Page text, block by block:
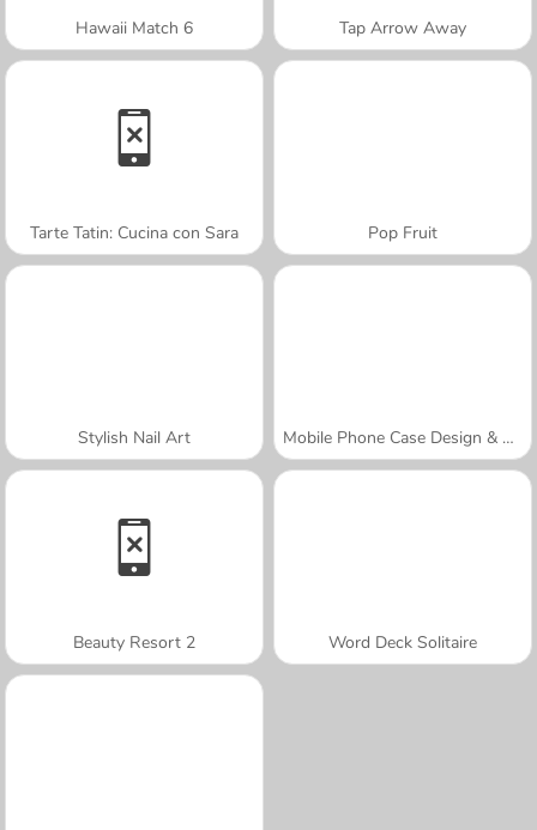
Hawaii Match 6 Tap Arrow Away
Tarte Tatin: Cucina con Sara Pop Fruit
Stylish Nail Art Mobile Phone Case Design & DIY
Beauty Resort 2 Word Deck Solitaire